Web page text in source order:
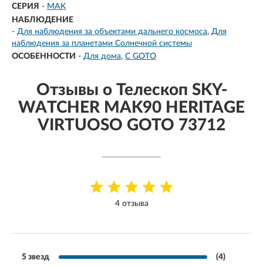
СЕРИЯ - MAK
НАБЛЮДЕНИЕ
- Для наблюдения за объектами дальнего космоса Для
наблюдения за планетами Солнечной системы
ОСОБЕННОСТИ - Для дома С GOTO
Отзывы о Телескоп SKY-
WATCHER MAK90 HERITAGE
VIRTUOSO GOTO 73712
4 отзыва
5 звезд (4)